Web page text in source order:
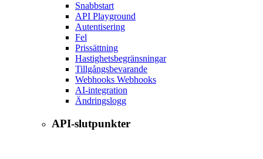
Snabbstart
API Playground
Autentisering
Fel
Prissättning
Hastighetsbegränsningar
Tillgångsbevarande
Webhooks Webhooks
AI-integration
Ändringslogg
API-slutpunkter